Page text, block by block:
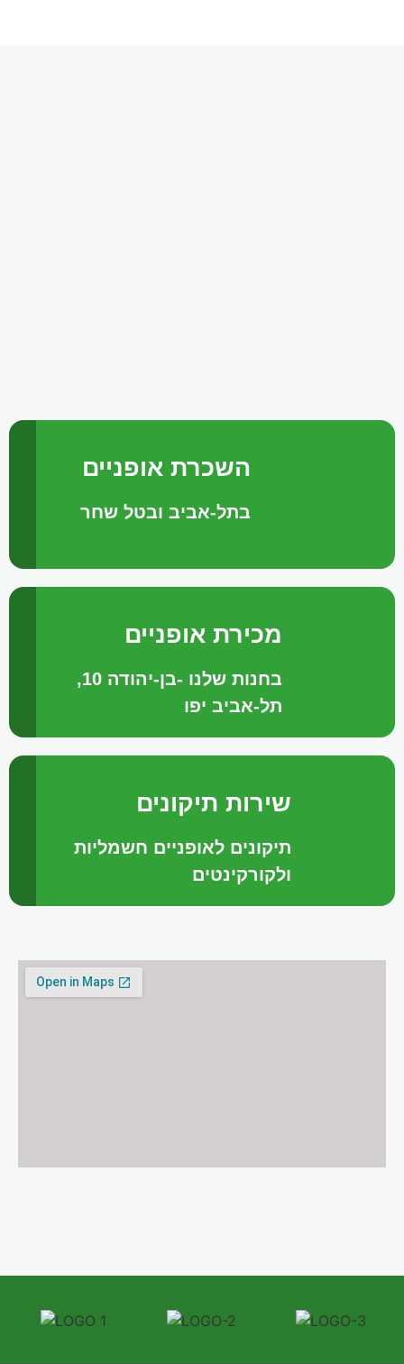
השכרת אופניים
בתל-אביב ובטל שחר
מכירת אופניים
בחנות שלנו -בן-יהודה 10,
תל-אביב יפו
שירות תיקונים
תיקונים לאופניים חשמליות
ולקורקינטים